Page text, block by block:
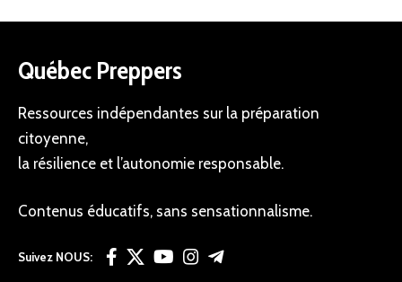
Québec Preppers
Ressources indépendantes sur la préparation
citoyenne,
la résilience et l’autonomie responsable.
Contenus éducatifs, sans sensationnalisme.
Suivez NOUS: